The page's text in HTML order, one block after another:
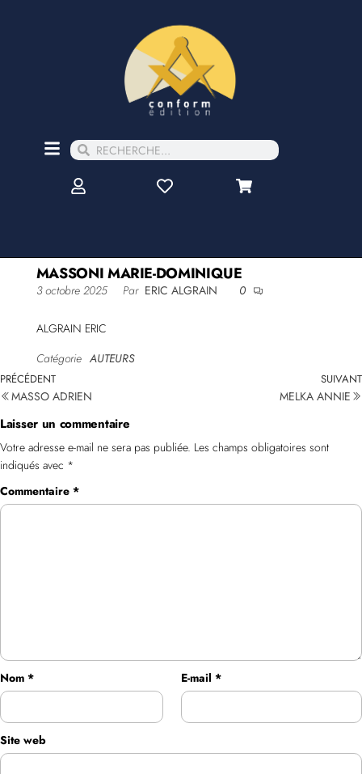
MASSONI MARIE-DOMINIQUE
3 octobre 2025 Par ERIC ALGRAIN 0
ALGRAIN ERIC
Catégorie AUTEURS
PRÉCÉDENT
MASSO ADRIEN
SUIVANT
MELKA ANNIE
Laisser un commentaire
Votre adresse e-mail ne sera pas publiée. Les champs obligatoires sont
indiqués avec *
Commentaire *
Nom * E-mail *
Site web